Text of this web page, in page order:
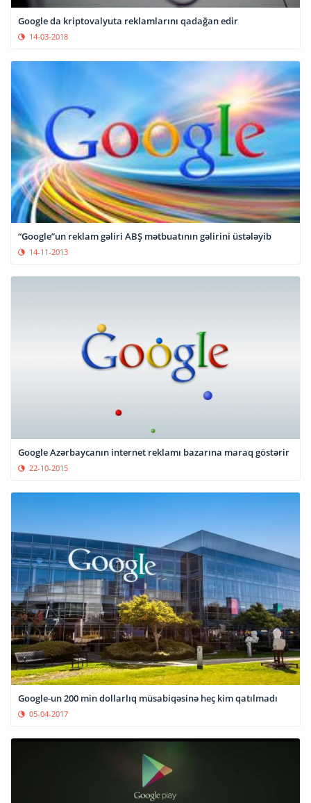
Google da kriptovalyuta reklamlarını qadağan edir
14-03-2018
“Google”un reklam gəliri ABŞ mətbuatının gəlirini üstələyib
14-11-2013
Google Azərbaycanın internet reklamı bazarına maraq göstərir
22-10-2015
Google-un 200 min dollarlıq müsabiqəsinə heç kim qatılmadı
05-04-2017